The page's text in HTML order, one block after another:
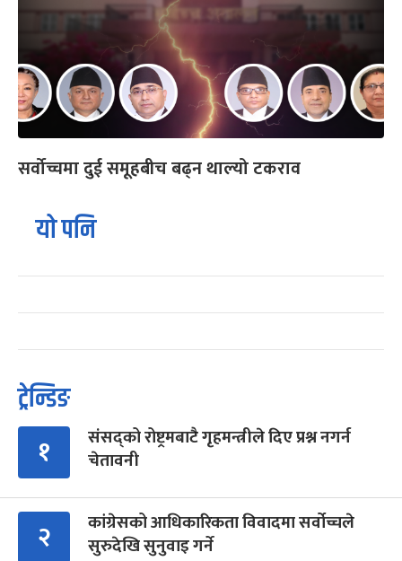
सर्वोच्चमा दुई समूहबीच बढ्न थाल्यो टकराव
यो पनि
ट्रेन्डिङ
१
संसद्को रोष्ट्रमबाटै गृहमन्त्रीले दिए प्रश्न नगर्न
चेतावनी
२
कांग्रेसको आधिकारिकता विवादमा सर्वोच्चले
सुरुदेखि सुनुवाइ गर्ने